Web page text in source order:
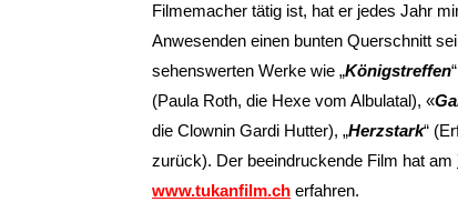
Filmemacher tätig ist, hat er jedes Jahr
Anwesenden einen bunten Querschnitt
sehenswerten Werke wie „Königstreffen
(Paula Roth, die Hexe vom Albulatal), «
die Clownin Gardi Hutter), „Herzstark“
zurück). Der beeindruckende Film hat am
www.tukanfilm.ch erfahren.